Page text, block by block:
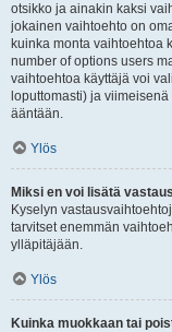
otsikko ja ainakin kaksi
jokainen vaihtoehto on
kuinka monta vaihtoehtoa
number of options users
vaihtoehtoa käyttäjä voi
loputtomasti) ja
ääntään.
Ylös
Miksi en voi lisätä
Kyselyn
tarvitset enemmän
ylläpitäjään.
Ylös
Kuinka muokkaan tai